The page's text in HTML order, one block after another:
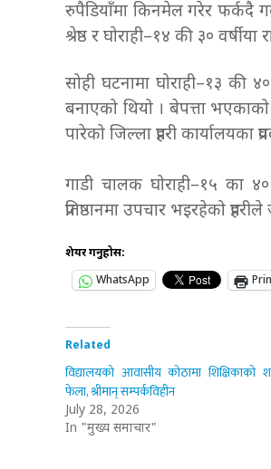
रुपैडियाँमा किनमेल गरेर फर्कदै
श्रेष्ठ र घोराही–१४ की ३०
सोही घटनामा घोराही–१३ की
बनाएको थियो । बेपत्ता
पारेको जिल्ला प्रहरी कार्यालयका
गाडी चालक घोराही–१५ का
प्रतिष्ठानमा उपचार भइरहेको
शेयर गर्नुहोस:
WhatsApp
Related
विद्यालयको आवासीय कोठामा शिक्षिकाको
फेला, श्रीमान् सम्पर्कविहीन
July 28, 2026
In "मुख्य समाचार"